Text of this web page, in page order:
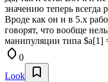
значению теперь всегда
Вроде как он и в 5.х
говорят, что вообще
манипуляции типа $a[1]
0
Look